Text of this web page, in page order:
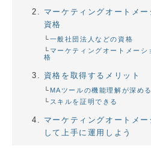
マーケティングオートメ
資格
一般社団法人などの資格
マーケティングオートメー
格
資格を取得するメリット
MAツールの機能理解が深め
スキルを証明できる
マーケティングオートメ
して上手に運用しよう